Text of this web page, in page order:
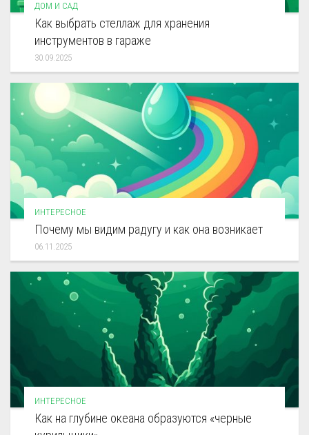
ДОМ И САД
Как выбрать стеллаж для хранения
инструментов в гараже
30.09.2025
ИНТЕРЕСНОЕ
Почему мы видим радугу и как она возникает
06.11.2025
ИНТЕРЕСНОЕ
Как на глубине океана образуются «черные